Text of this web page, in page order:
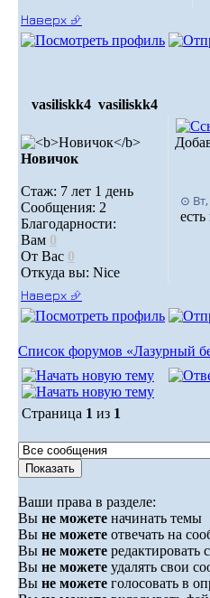
Наверх ⮵
vasiliskk4 vasiliskk4
Новичок
Стаж: 7 лет 1 день
Сообщения: 2
Благодарности:
Вам 0
От Вас 0
Откуда вы: Nice
⊙ Вт,
Наверх ⮵
Список форумов «Лазурный
Страница 1 из 1
Ваши права в разделе:
Вы не можете начинать темы
Вы не можете отвечать на
Вы не можете редактировать
Вы не можете удалять свои
Вы не можете голосовать в